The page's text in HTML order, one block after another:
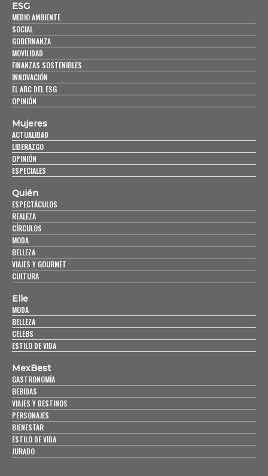
ESG
MEDIO AMBIENTE
SOCIAL
GOBERNANZA
MOVILIDAD
FINANZAS SOSTENIBLES
INNOVACIÓN
EL ABC DEL ESG
OPINIÓN
Mujeres
ACTUALIDAD
LIDERAZGO
OPINIÓN
ESPECIALES
Quién
ESPECTÁCULOS
REALEZA
CÍRCULOS
MODA
BELLEZA
VIAJES Y GOURMET
CULTURA
Elle
MODA
BELLEZA
CELEBS
ESTILO DE VIDA
MexBest
GASTRONOMÍA
BEBIDAS
VIAJES Y DESTINOS
PERSONAJES
BIENESTAR
ESTILO DE VIDA
JURADO